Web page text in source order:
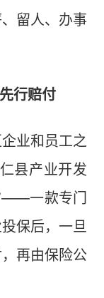
留人、办事
行赔付
业和员工之
县产业开发
一款专门
保后，一旦
再由保险公